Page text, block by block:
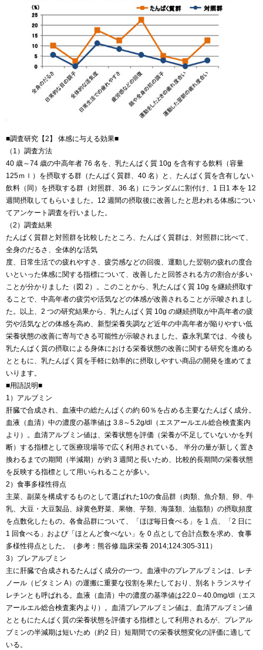
■調査研究【2】 体感に与える効果■
（1）調査方法
40 歳～74 歳の中高年者 76 名を、乳たんぱく質 10g を含有する飲料（容量
125ｍｌ）を摂取する群（たんぱく質群、40 名）と、たんぱく質を含有しない
飲料（同）を摂取する群（対照群、36 名）にランダムに割付け、1 日1 本を 12
週間摂取してもらいました。12 週間の摂取後に改善したと思われる体感につい
てアンケート調査を行いました。
（2）調査結果
たんぱく質群と対照群を比較したところ、たんぱく質群は、対照群に比べて、
全身のだるさ、全体的な活気
度、日常生活での疲れやすさ、疲労感などの回復、運動した翌朝の疲れの度合
いといった体感に関する指標について、改善したと回答される方の割合が多い
ことが分かりました（図 2）。このことから、乳たんぱく質 10g を継続摂取す
ることで、中高年者の疲労や活気などの体感が改善されることが示唆されまし
た。以上、2 つの研究結果から、乳たんぱく質 10g の継続摂取が中高年者の疲
労や活気などの体感を高め、新型栄養失調など近年の中高年者が陥りやすい低
栄養状態の改善に寄与できる可能性が示唆されました。森永乳業では、今後も
乳たんぱく質の摂取による身体における栄養状態の改善に関する研究を進める
とともに、乳たんぱく質を手軽に効率的に摂取しやすい商品の開発を進めてま
いります。
■用語説明■
1）アルブミン
肝臓で合成され、血液中の総たんぱくの約 60％を占める主要なたんぱく成分。
血液（血清）中の濃度の基準値は 3.8～5.2g/dl（エスアールエル総合検査案内
より）。血清アルブミン値は、栄養状態を評価（栄養が不足していないかを判
断）する指標として医療現場等で広く利用されている。 半分の量が新しく置き
換わるまでの期間（半減期）が約 3 週間と長いため、比較的長期間の栄養状態
を反映する指標として用いられることが多い。
2）食事多様性得点
主菜、副菜を構成するものとして選ばれた10の食品群（肉類、魚介類、卵、牛
乳、大豆・大豆製品、緑黄色野菜、果物、芋類、海藻類、油脂類）の摂取頻度
を点数化したもの。各食品群について、「ほぼ毎日食べる」を 1 点、「2 日に
1 回食べる」および「ほとんど食べない」を 0 点として合計点数を求め、食事
多様性得点とした。（参考：熊谷修.臨床栄養 2014;124:305-311）
3）プレアルブミン
主に肝臓で合成されるたんぱく成分の一つ。血液中のプレアルブミンは、レチ
ノール（ビタミン A）の運搬に重要な役割を果たしており、別名トランスサイ
レチンとも呼ばれる。血液（血清）中の濃度の基準値は22.0～40.0mg/dl（エス
アールエル総合検査案内より）。血清プレアルブミン値は、血清アルブミン値
とともにたんぱく質の栄養状態を評価する指標として利用されるが、プレアル
ブミンの半減期は短いため（約2 日）短期間での栄養状態変化の評価に適して
いる。